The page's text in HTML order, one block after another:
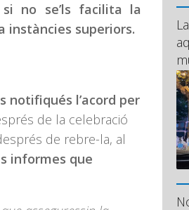
no se’ls facilita la
instàncies superiors.
notifiqués l’acord per
de la celebració
de rebre-la, al
informes que